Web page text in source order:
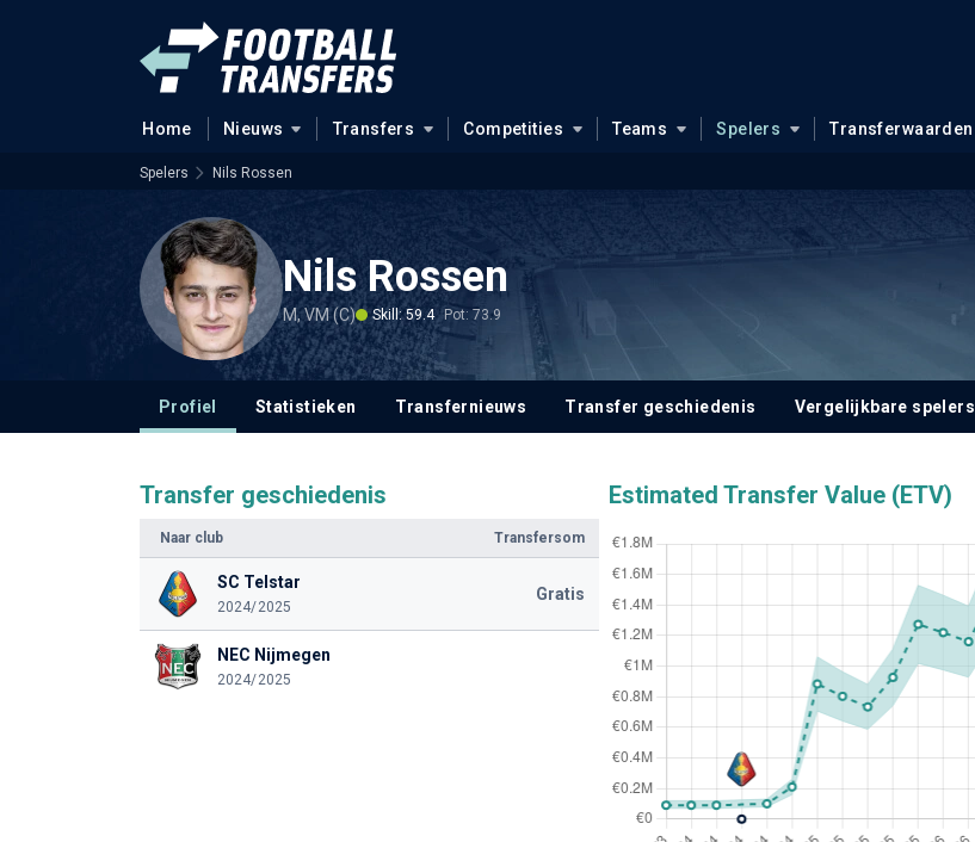
Home Nieuws Transfers Competities Teams Spelers Transferwaarden
Spelers Nils Rossen
Nils Rossen
M, VM (C) Skill: 59.4 Pot: 73.9
Profiel Statistieken Transfernieuws Transfer geschiedenis Vergelijkbare spelers
Transfer geschiedenis
Naar club Transfersom
SC Telstar
2024/2025
Gratis
NEC Nijmegen
2024/2025
Estimated Transfer Value (ETV)